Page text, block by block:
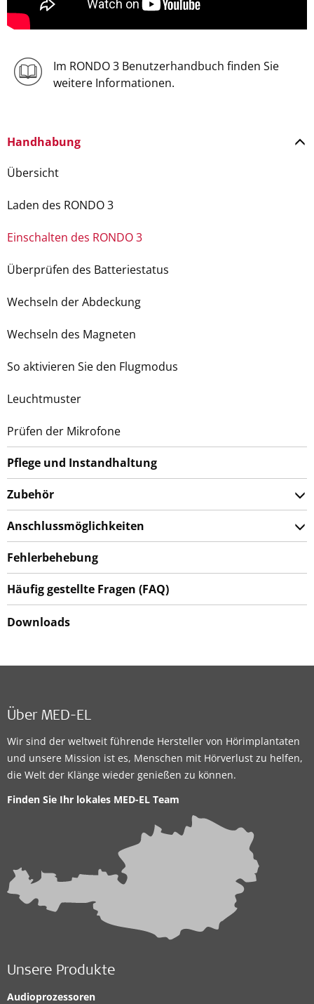
Im RONDO 3 Benutzerhandbuch finden Sie
weitere Informationen.
Handhabung
Übersicht
Laden des RONDO 3
Einschalten des RONDO 3
Überprüfen des Batteriestatus
Wechseln der Abdeckung
Wechseln des Magneten
So aktivieren Sie den Flugmodus
Leuchtmuster
Prüfen der Mikrofone
Pflege und Instandhaltung
Zubehör
Anschlussmöglichkeiten
Fehlerbehebung
Häufig gestellte Fragen (FAQ)
Downloads
Über MED-EL
Wir sind der weltweit führende Hersteller von Hörimplantaten
und unsere Mission ist es, Menschen mit Hörverlust zu helfen,
die Welt der Klänge wieder genießen zu können.
Finden Sie Ihr lokales MED-EL Team
Unsere Produkte
Audioprozessoren